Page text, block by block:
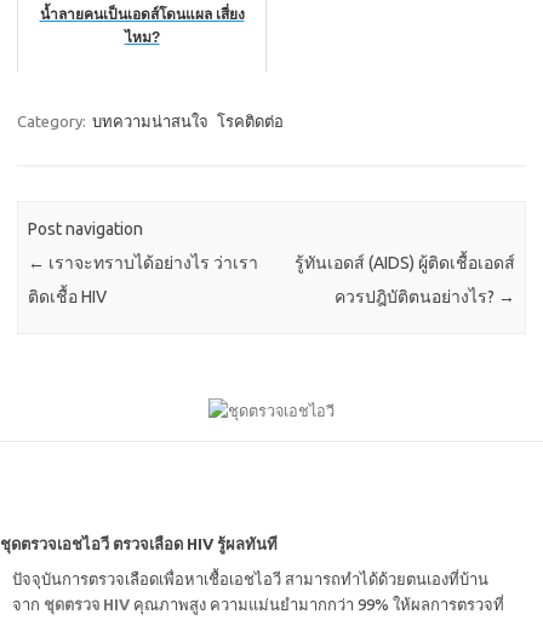
น้ำลายคนเป็นเอดส์โดนแผล เสี่ยง
ไหม?
Category: บทความน่าสนใจ โรคติดต่อ
Post navigation
← เราจะทราบได้อย่างไร ว่าเรา
ติดเชื้อ HIV
รู้ทันเอดส์ (AIDS) ผู้ติดเชื้อเอดส์
ควรปฎิบัติตนอย่างไร? →
ชุดตรวจเอชไอวี ตรวจเลือด HIV รู้ผลทันที
ปัจจุบันการตรวจเลือดเพื่อหาเชื้อเอชไอวี สามารถทำได้ด้วยตนเองที่บ้าน
จาก ชุดตรวจ HIV คุณภาพสูง ความแม่นยำมากกว่า 99% ให้ผลการตรวจที่